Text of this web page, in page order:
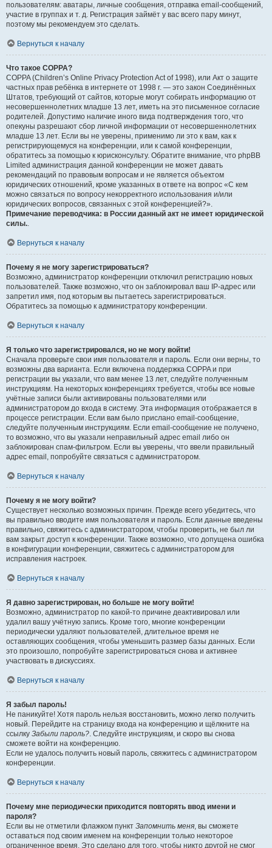
пользователям: аватары, личные сообщения, отправка email-сообщений,
участие в группах и т. д. Регистрация займёт у вас всего пару минут,
поэтому мы рекомендуем это сделать.
Вернуться к началу
Что такое COPPA?
COPPA (Children’s Online Privacy Protection Act of 1998), или Акт о защите
частных прав ребёнка в интернете от 1998 г. — это закон Соединённых
Штатов, требующий от сайтов, которые могут собирать информацию от
несовершеннолетних младше 13 лет, иметь на это письменное согласие
родителей. Допустимо наличие иного вида подтверждения того, что
опекуны разрешают сбор личной информации от несовершеннолетних
младше 13 лет. Если вы не уверены, применимо ли это к вам, как к
регистрирующемуся на конференции, или к самой конференции,
обратитесь за помощью к юрисконсульту. Обратите внимание, что phpBB
Limited администрация данной конференции не может давать
рекомендаций по правовым вопросам и не является объектом
юридических отношений, кроме указанных в ответе на вопрос «С кем
можно связаться по вопросу некорректного использования и/или
юридических вопросов, связанных с этой конференцией?».
Примечание переводчика: в России данный акт не имеет юридической
силы..
Вернуться к началу
Почему я не могу зарегистрироваться?
Возможно, администратор конференции отключил регистрацию новых
пользователей. Также возможно, что он заблокировал ваш IP-адрес или
запретил имя, под которым вы пытаетесь зарегистрироваться.
Обратитесь за помощью к администратору конференции.
Вернуться к началу
Я только что зарегистрировался, но не могу войти!
Сначала проверьте свои имя пользователя и пароль. Если они верны, то
возможны два варианта. Если включена поддержка COPPA и при
регистрации вы указали, что вам менее 13 лет, следуйте полученным
инструкциям. На некоторых конференциях требуется, чтобы все новые
учётные записи были активированы пользователями или
администратором до входа в систему. Эта информация отображается в
процессе регистрации. Если вам было прислано email-сообщение,
следуйте полученным инструкциям. Если email-сообщение не получено,
то возможно, что вы указали неправильный адрес email либо он
заблокирован спам-фильтром. Если вы уверены, что ввели правильный
адрес email, попробуйте связаться с администратором.
Вернуться к началу
Почему я не могу войти?
Существует несколько возможных причин. Прежде всего убедитесь, что
вы правильно вводите имя пользователя и пароль. Если данные введены
правильно, свяжитесь с администратором, чтобы проверить, не был ли
вам закрыт доступ к конференции. Также возможно, что допущена ошибка
в конфигурации конференции, свяжитесь с администратором для
исправления настроек.
Вернуться к началу
Я давно зарегистрирован, но больше не могу войти!
Возможно, администратор по какой-то причине деактивировал или
удалил вашу учётную запись. Кроме того, многие конференции
периодически удаляют пользователей, длительное время не
оставляющих сообщения, чтобы уменьшить размер базы данных. Если
это произошло, попробуйте зарегистрироваться снова и активнее
участвовать в дискуссиях.
Вернуться к началу
Я забыл пароль!
Не паникуйте! Хотя пароль нельзя восстановить, можно легко получить
новый. Перейдите на страницу входа на конференцию и щёлкните на
ссылку Забыли пароль?. Следуйте инструкциям, и скоро вы снова
сможете войти на конференцию.
Если не удалось получить новый пароль, свяжитесь с администратором
конференции.
Вернуться к началу
Почему мне периодически приходится повторять ввод имени и
пароля?
Если вы не отметили флажком пункт Запомнить меня, вы сможете
оставаться под своим именем на конференции только некоторое
ограниченное время. Это сделано для того, чтобы никто другой не смог